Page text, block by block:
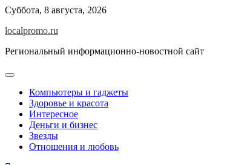
Перейти
содержимому
Суббота, 8 августа, 2026
localpromo.ru
Региональный информационно-новостной сайт
Компьютеры и гаджеты
Здоровье и красота
Интересное
Деньги и бизнес
Звезды
Отношения и любовь